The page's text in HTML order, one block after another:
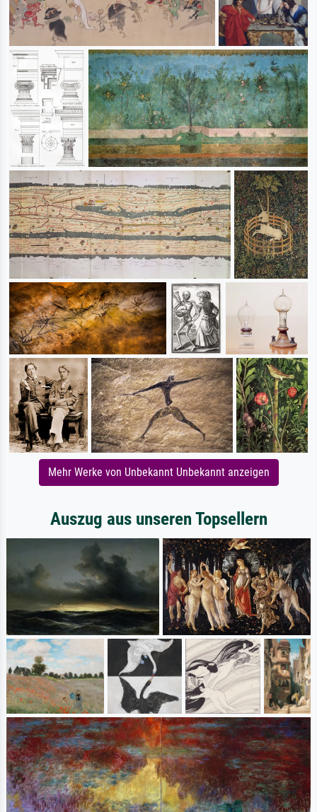
Mehr Werke von Unbekannt Unbekannt anzeigen
Auszug aus unseren Topsellern